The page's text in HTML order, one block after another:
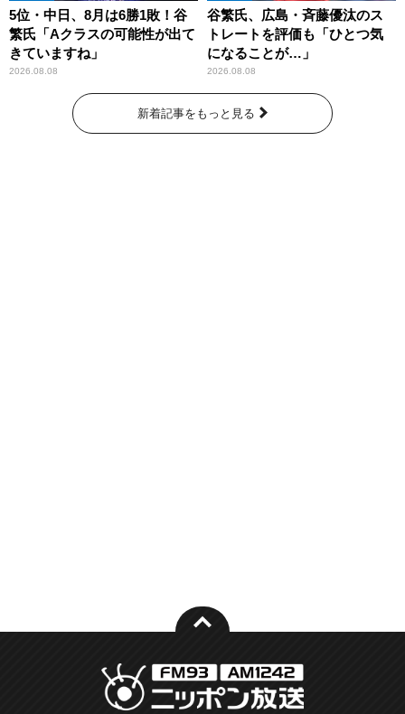
5位・中日、8月は6勝1敗！谷
繁氏「Aクラスの可能性が出て
きていますね」
2026.08.08
谷繁氏、広島・斉藤優汰のス
トレートを評価も「ひとつ気
になることが…」
2026.08.08
新着記事をもっと見る